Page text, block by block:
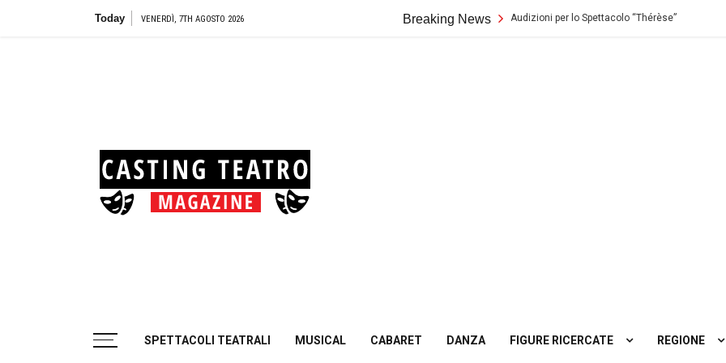
Today VENERDÌ, 7TH AGOSTO 2026 Breaking News
Teatro Biondo di Palermo: Audizioni per lo Spettacolo “Thérèse”
SPETTACOLI TEATRALI MUSICAL CABARET DANZA FIGURE RICERCATE REGIONE